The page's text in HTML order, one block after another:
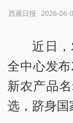
2026-06-
西藏日报
近日
全中心发
新农产品
选，跻身国